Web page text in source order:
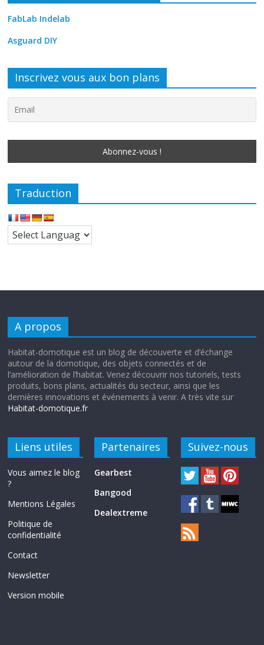
FabLab Indelab
Asguard DIY
Inscrivez vous aux bon plans
Traduction
A propos
Habitat-domotique est un blog de découverte et d’échange
autour de la domotique, des objets connectés et de
l’amélioration de l’habitat. Venez découvrir nos tutoriels, tests
produits, bons plans, actualités du secteur, ainsi que les
dernières innovations et événements à venir. A très vite sur
Habitat-domotique.fr
Liens utiles
Vous aimez le blog
?
Mentions Légales
Politique de
confidentialité
Contact
Newsletter
Version mobile
Partenaires
Gearbest
Bangood
Dealextreme
Suivez-nous